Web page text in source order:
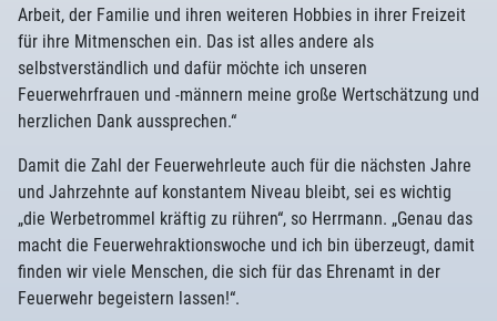
Arbeit, der Familie und ihren weiteren Hobbies in ihrer Freizeit
für ihre Mitmenschen ein. Das ist alles andere als
selbstverständlich und dafür möchte ich unseren
Feuerwehrfrauen und -männern meine große Wertschätzung und
herzlichen Dank aussprechen.“
Damit die Zahl der Feuerwehrleute auch für die nächsten Jahre
und Jahrzehnte auf konstantem Niveau bleibt, sei es wichtig
„die Werbetrommel kräftig zu rühren“, so Herrmann. „Genau das
macht die Feuerwehraktionswoche und ich bin überzeugt, damit
finden wir viele Menschen, die sich für das Ehrenamt in der
Feuerwehr begeistern lassen!“.